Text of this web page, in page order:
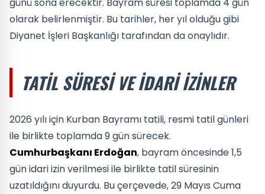
olarak belirlenmiştir. Bu tarihler, her yıl olduğu gibi
Diyanet İşleri Başkanlığı tarafından da onaylıdır.
TATIL SÜRESI VE İDARI İZINLER
2026 yılı için Kurban Bayramı tatili, resmi tatil günleri
ile birlikte toplamda 9 gün sürecek.
Cumhurbaşkanı Erdoğan, bayram öncesinde 1,5
gün idari izin verilmesi ile birlikte tatil süresinin
uzatıldığını duyurdu. Bu çerçevede, 29 Mayıs Cuma